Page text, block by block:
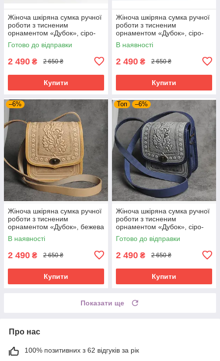
Жіноча шкіряна сумка ручної
роботи з тисненим
орнаментом «Дубок», сіро-
ультрамаринова сумка з
натуральної шкіри, 20*21*8
Готово до відправки
2 490 ₴ 2 650 ₴
Купити
Жіноча шкіряна сумка ручної
роботи з тисненим
орнаментом «Дубок», сіро-
оливкова сумка з натуральної
шкіри, 20*21*8 см
В наявності
2 490 ₴ 2 650 ₴
Купити
–6%
Жіноча шкіряна сумка ручної
роботи з тисненим
орнаментом «Дубок», бежева
сумка з натуральної шкіри,
20*21*8 см
В наявності
2 490 ₴ 2 650 ₴
Купити
Топ –6%
Жіноча шкіряна сумка ручної
роботи з тисненим
орнаментом «Дубок», сіро-
синя сумка з натуральної
шкіри, 20*21*8 см
Готово до відправки
2 490 ₴ 2 650 ₴
Купити
Показати ще
Про нас
100% позитивних з 62 відгуків за рік